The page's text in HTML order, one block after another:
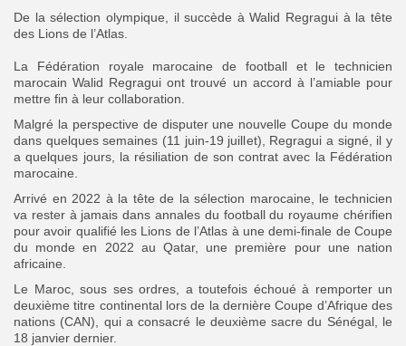
De la sélection olympique, il succède à Walid Regragui à la tête
des Lions de l’Atlas.
‎La Fédération royale marocaine de football et le technicien
marocain Walid Regragui ont trouvé un accord à l’amiable pour
mettre fin à leur collaboration.
Malgré la perspective de disputer une nouvelle Coupe du monde
dans quelques semaines (11 juin-19 juillet), Regragui a signé, il y
a quelques jours, la résiliation de son contrat avec la Fédération
marocaine. ‎
‎Arrivé en 2022 à la tête de la sélection marocaine, le technicien
va rester à jamais dans annales du football du royaume chérifien
pour avoir qualifié les Lions de l’Atlas à une demi-finale de Coupe
du monde en 2022 au Qatar, une première pour une nation
africaine.
Le Maroc, sous ses ordres, a toutefois échoué à remporter un
deuxième titre continental lors de la dernière Coupe d’Afrique des
nations (CAN), qui a consacré le deuxième sacre du Sénégal, le
18 janvier dernier.